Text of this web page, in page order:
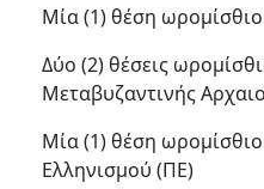
Μία (1) θέση
Δύο (2) θέσεις
Μεταβυζαντινής
Μία (1) θέση
Ελληνισμού (ΠΕ)